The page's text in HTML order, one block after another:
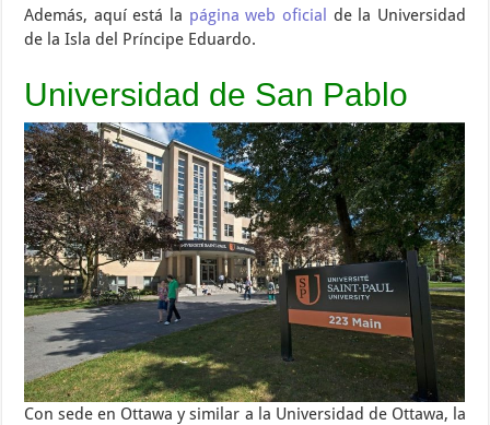
Además, aquí está la página web oficial
de la Universidad
de la Isla del Príncipe Eduardo.
Universidad de San Pablo
Con sede en Ottawa y similar a la Universidad de Ottawa, la